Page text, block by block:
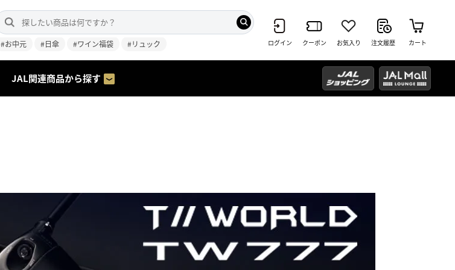
#お中元 #日傘 #ワイン福袋 #リュック ログイン クーポン お気入り 注文履歴 カート
JAL関連商品から探す